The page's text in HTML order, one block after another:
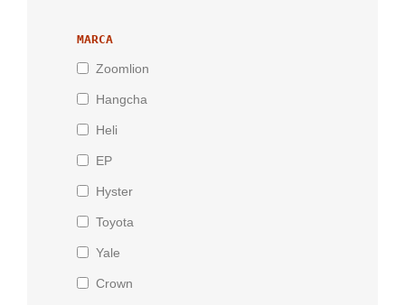
MARCA
Zoomlion
Hangcha
Heli
EP
Hyster
Toyota
Yale
Crown